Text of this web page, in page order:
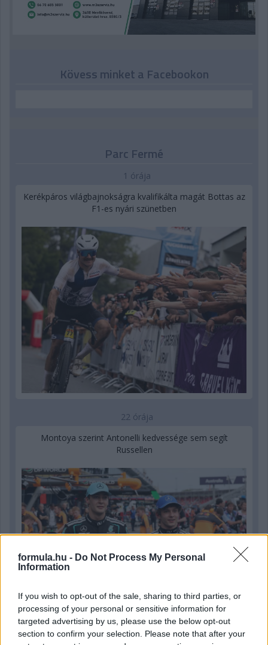
formula.hu - Do Not Process My Personal
Information
If you wish to opt-out of the sale, sharing to third parties, or
processing of your personal or sensitive information for
targeted advertising by us, please use the below opt-out
section to confirm your selection. Please note that after your
Kövess minket a Facebookon
Parc Fermé
1 órája
Kerékpáros világbajnokságra kvalifikálta magát Bottas az
F1-es nyári szünetben
22 órája
Montoya szerint Antonelli kedvessége sem segít
Russellen
1 napja